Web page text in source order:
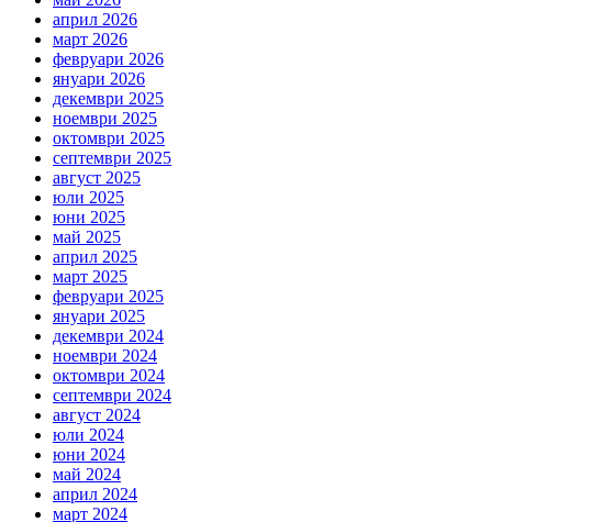
април 2026
март 2026
февруари 2026
януари 2026
декември 2025
ноември 2025
октомври 2025
септември 2025
август 2025
юли 2025
юни 2025
май 2025
април 2025
март 2025
февруари 2025
януари 2025
декември 2024
ноември 2024
октомври 2024
септември 2024
август 2024
юли 2024
юни 2024
май 2024
април 2024
март 2024